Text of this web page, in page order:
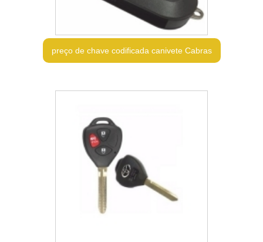
preço de chave codificada canivete Cabras